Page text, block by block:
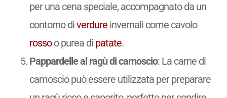
per una cena speciale, accompagnato da un
contorno diverdureinvernali come cavolo
rossoo purea di patate.
Pappardelle al ragù di camoscio: La carne di
camoscio può essere utilizzata per preparare